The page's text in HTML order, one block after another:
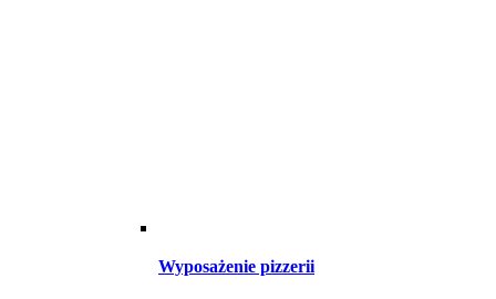
Wyposażenie pizzerii